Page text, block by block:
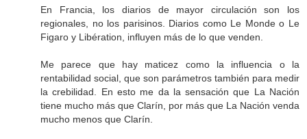
En Francia, los diarios de mayor circulación son los
regionales, no los parisinos. Diarios como Le Monde o Le
Figaro y Libération, influyen más de lo que venden.
Me parece que hay maticez como la influencia o la
rentabilidad social, que son parámetros también para medir
la crebilidad. En esto me da la sensación que La Nación
tiene mucho más que Clarín, por más que La Nación venda
mucho menos que Clarín.